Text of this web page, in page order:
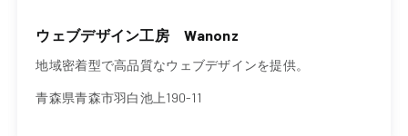
ウェブデザイン工房 Wanonz
地域密着型で高品質なウェブデザインを提供。
青森県青森市羽白池上190-11